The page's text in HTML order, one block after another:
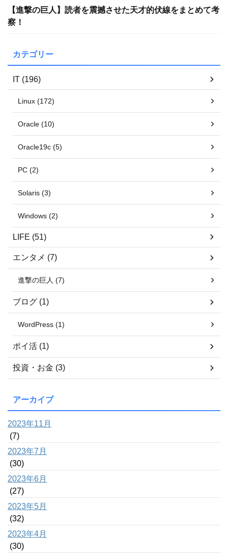
【進撃の巨人】読者を震撼させた天才的伏線をまとめて考
察！
カテゴリー
IT (196)
Linux (172)
Oracle (10)
Oracle19c (5)
PC (2)
Solaris (3)
Windows (2)
LIFE (51)
エンタメ (7)
進撃の巨人 (7)
ブログ (1)
WordPress (1)
ポイ活 (1)
投資・お金 (3)
アーカイブ
2023年11月
(7)
2023年7月
(30)
2023年6月
(27)
2023年5月
(32)
2023年4月
(30)